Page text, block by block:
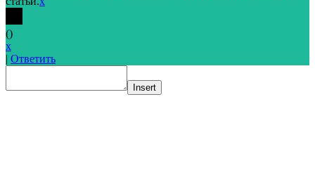
()
x
| Ответить
Insert